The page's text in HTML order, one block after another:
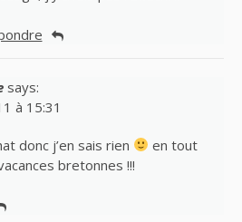
says:
à 15:31
donc j’en sais rien
en tout
bretonnes !!!